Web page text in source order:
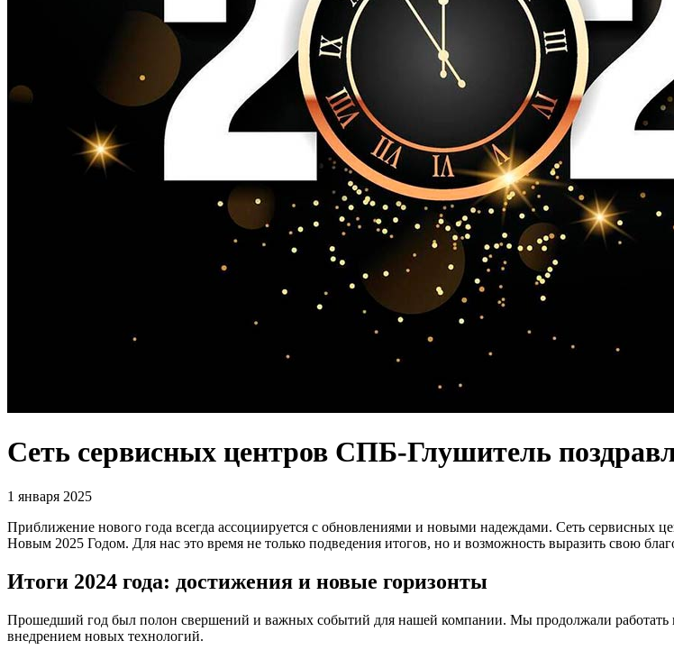
Сеть сервисных центров СПБ-Глушитель
1 января 2025
Приближение нового года всегда ассоциируется с обновлениями и новыми надеждами. Сеть сервисных
Новым 2025 Годом. Для нас это время не только подведения итогов, но и возможность выразить свою
Итоги 2024 года: достижения и новые горизонты
Прошедший год был полон свершений и важных событий для нашей компании. Мы продолжали работать
внедрением новых технологий.